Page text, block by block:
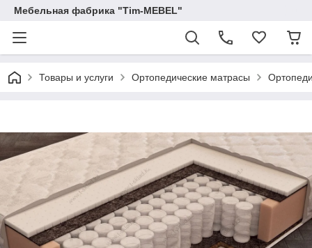
Мебельная фабрика "Tim-MEBEL"
Товары и услуги Ортопедические матрасы